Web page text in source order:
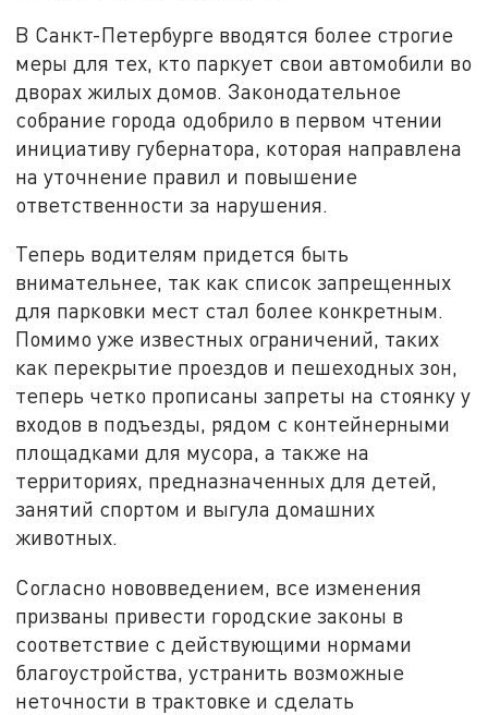
В Санкт-Петербурге вводятся более строгие
меры для тех, кто паркует свои автомобили во
дворах жилых домов. Законодательное
собрание города одобрило в первом чтении
инициативу губернатора, которая направлена
на уточнение правил и повышение
ответственности за нарушения.
Теперь водителям придется быть
внимательнее, так как список запрещенных
для парковки мест стал более конкретным.
Помимо уже известных ограничений, таких
как перекрытие проездов и пешеходных зон,
теперь четко прописаны запреты на стоянку у
входов в подъезды, рядом с контейнерными
площадками для мусора, а также на
территориях, предназначенных для детей,
занятий спортом и выгула домашних
животных.
Согласно нововведением, все изменения
призваны привести городские законы в
соответствие с действующими нормами
благоустройства, устранить возможные
неточности в трактовке и сделать